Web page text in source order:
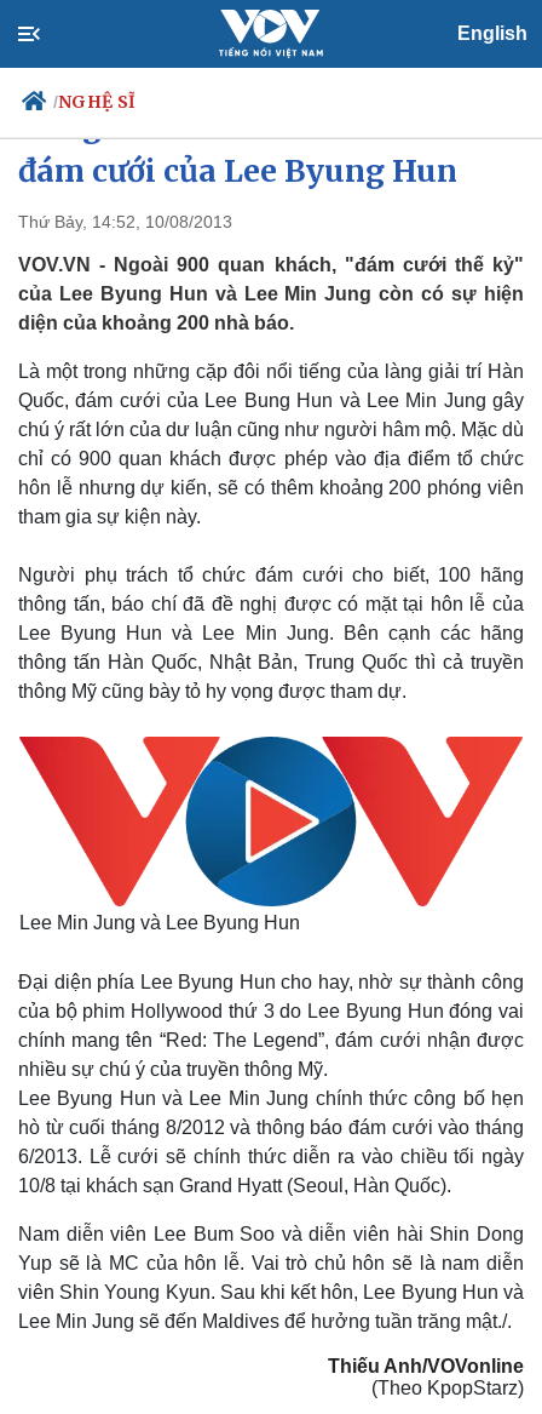
English
/NGHỆ SĨ
Chính trị
Đảng
Tổ chức nhân sự
Quốc hội
Nhận diện sự thật
Tin 24h
Dự báo thời tiết
Việc làm
Biển đảo
Thế giới
Quan sát
Multimedia
Video
E-Magazine
Infographic
đám cưới của Lee Byung Hun
Thứ Bảy, 14:52, 10/08/2013
VOV.VN - Ngoài 900 quan khách, "đám cưới thế kỷ"
của Lee Byung Hun và Lee Min Jung còn có sự hiện
diện của khoảng 200 nhà báo.
Là một trong những cặp đôi nổi tiếng của làng giải trí Hàn
Quốc, đám cưới của Lee Bung Hun và Lee Min Jung gây
chú ý rất lớn của dư luận cũng như người hâm mộ. Mặc dù
chỉ có 900 quan khách được phép vào địa điểm tổ chức
hôn lễ nhưng dự kiến, sẽ có thêm khoảng 200 phóng viên
tham gia sự kiện này.
Người phụ trách tổ chức đám cưới cho biết, 100 hãng
thông tấn, báo chí đã đề nghị được có mặt tại hôn lễ của
Lee Byung Hun và Lee Min Jung. Bên cạnh các hãng
thông tấn Hàn Quốc, Nhật Bản, Trung Quốc thì cả truyền
thông Mỹ cũng bày tỏ hy vọng được tham dự.
Lee Min Jung và Lee Byung Hun
Đại diện phía Lee Byung Hun cho hay, nhờ sự thành công
của bộ phim Hollywood thứ 3 do Lee Byung Hun đóng vai
chính mang tên “Red: The Legend”, đám cưới nhận được
nhiều sự chú ý của truyền thông Mỹ.
Lee Byung Hun và Lee Min Jung chính thức công bố hẹn
hò từ cuối tháng 8/2012 và thông báo đám cưới vào tháng
6/2013. Lễ cưới sẽ chính thức diễn ra vào chiều tối ngày
10/8 tại khách sạn Grand Hyatt (Seoul, Hàn Quốc).
Nam diễn viên Lee Bum Soo và diễn viên hài Shin Dong
Yup sẽ là MC của hôn lễ. Vai trò chủ hôn sẽ là nam diễn
viên Shin Young Kyun. Sau khi kết hôn, Lee Byung Hun và
Lee Min Jung sẽ đến Maldives để hưởng tuần trăng mật./.
Thiếu Anh/VOVonline
(Theo KpopStarz)